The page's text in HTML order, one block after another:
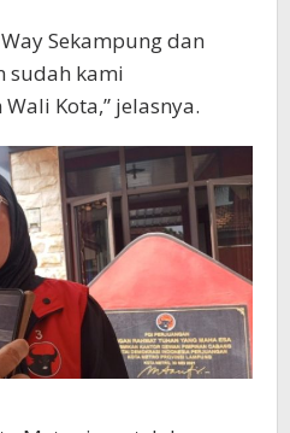
Sekampung dan
sudah kami
Kota,” jelasnya.